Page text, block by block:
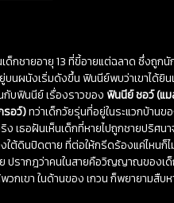
ชายอายุ 13 ที่ขี้อายแต่ฉลาด ซึ่งถูก
นผนังเริ่มดังขึ้น ฟินนีย์พบว่าเขาได้ยิ
กับฟินนีย์ เรื่องราวของ ฟินนีย์ ชอว์ (แ
รอว์)ทว่าเด็กวัยรุ่นที่อยู่ในระแวกบ้านข
เธอฝันเห็นเด็กที่หายไปถูกชายปริศน
ต้ดินปิดตาย ที่ต่อให้กรีดร้องแค่ไหนก็ไ
ปรากฎว่าคนในสายคือวิญญาณของเ
กเขา ในด้านของ เกวน ก็พยายามสืบ